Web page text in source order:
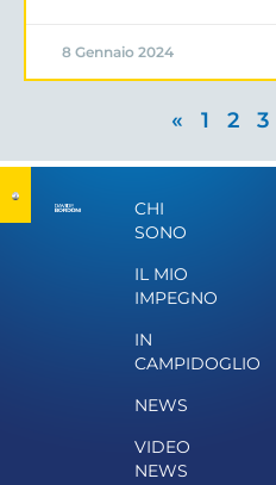
8 Gennaio 2024
« 1 2 3
CHI
SONO
IL MIO
IMPEGNO
IN
CAMPIDOGLIO
NEWS
VIDEO
NEWS